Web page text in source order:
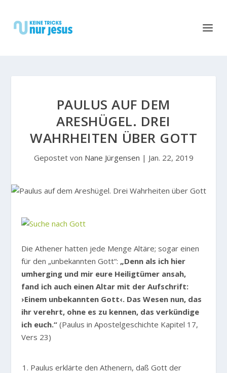
PAULUS AUF DEM
ARESHÜGEL. DREI
WAHRHEITEN ÜBER GOTT
Gepostet von Nane Jürgensen | Jan. 22, 2019
Die Athener hatten jede Menge Altäre; sogar einen
für den „unbekannten Gott“: „Denn als ich hier
umherging und mir eure Heiligtümer ansah,
fand ich auch einen Altar mit der Aufschrift:
›Einem unbekannten Gott‹. Das Wesen nun, das
ihr verehrt, ohne es zu kennen, das verkündige
ich euch.“ (Paulus in Apostelgeschichte Kapitel 17,
Vers 23)
Paulus erklärte den Athenern, daß Gott der